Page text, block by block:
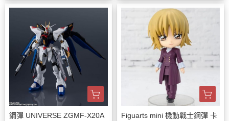
鋼彈 UNIVERSE ZGMF-X20A
Figuarts mini 機動戰士鋼彈 卡